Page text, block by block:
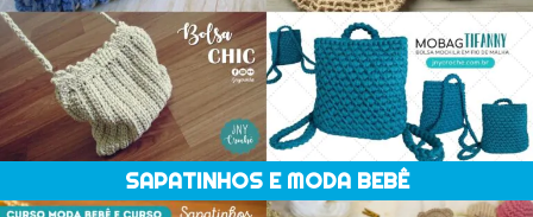
SAPATINHOS E MODA BEBÊ